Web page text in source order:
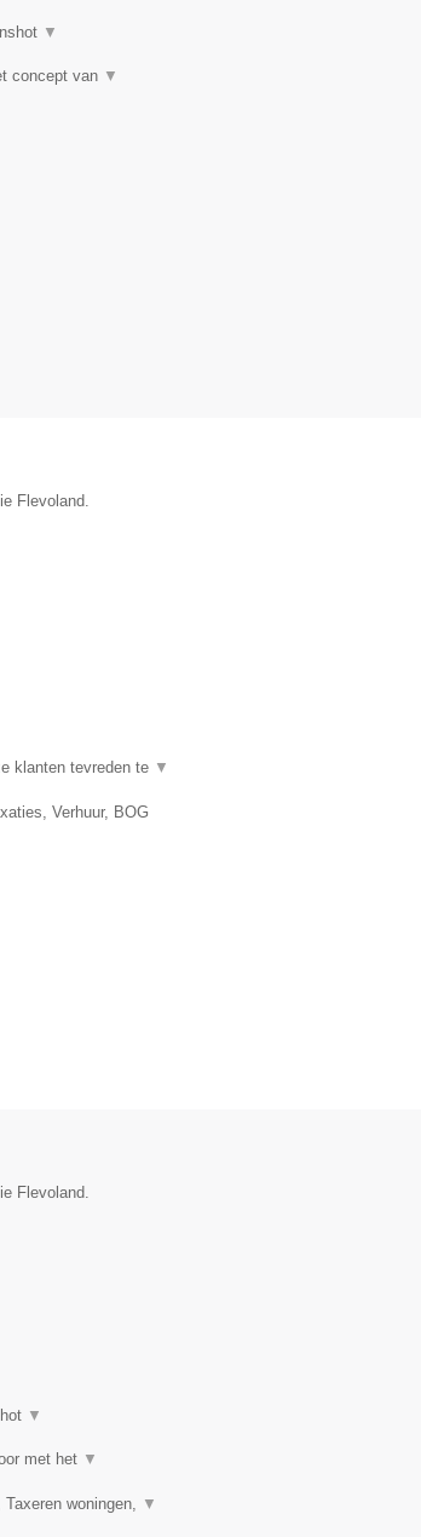
▼
concept van ▼
Flevoland.
klanten tevreden te ▼
Verhuur, BOG
Flevoland.
▼
met het ▼
woningen, ▼